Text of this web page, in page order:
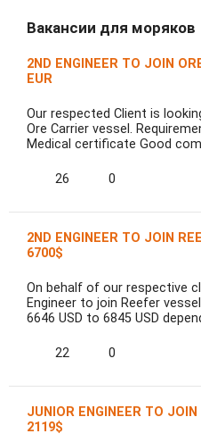
Вакансии для моряков
2ND ENGINEER TO JOIN
EUR
Our respected Client is
Ore Carrier vessel.
Medical certificate Good
26 0
2ND ENGINEER TO JOIN
6700$
On behalf of our respective
Engineer to join Reefer
6646 USD to 6845 USD
22 0
JUNIOR ENGINEER TO
2119$